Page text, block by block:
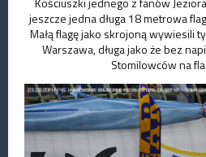
jeszcze jedna długa 18 metrowa
Małą flagę jako skrojoną wywiesili
Warszawa, długa jako że bez
Stomilowców na